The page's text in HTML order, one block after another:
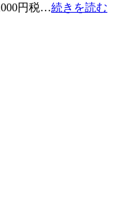
円税…続きを読む